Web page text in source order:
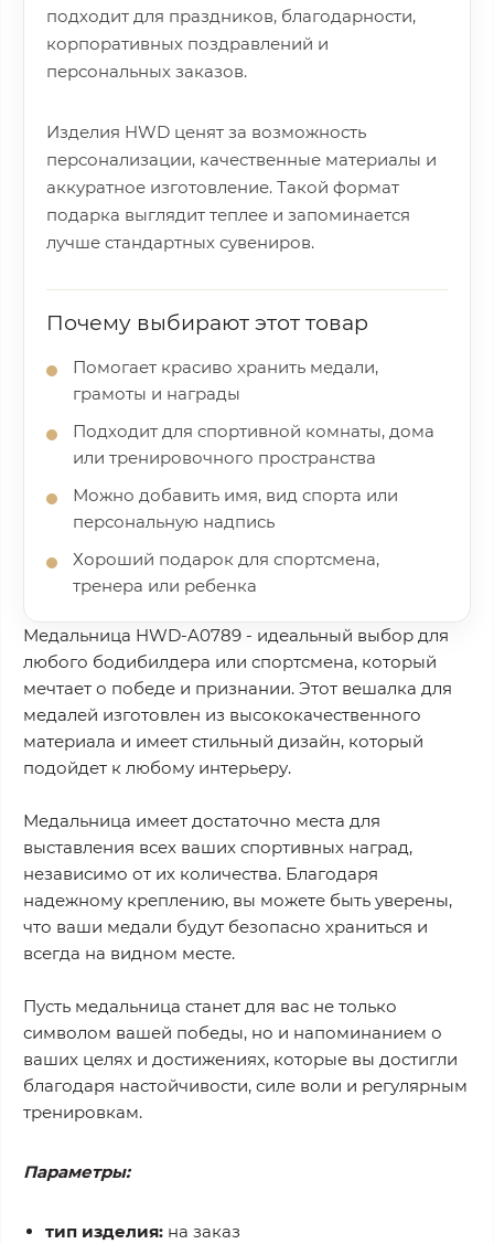
подходит для праздников, благодарности,
корпоративных поздравлений и
персональных заказов.
Изделия HWD ценят за возможность
персонализации, качественные материалы и
аккуратное изготовление. Такой формат
подарка выглядит теплее и запоминается
лучше стандартных сувениров.
Почему выбирают этот товар
Помогает красиво хранить медали,
грамоты и награды
Подходит для спортивной комнаты, дома
или тренировочного пространства
Можно добавить имя, вид спорта или
персональную надпись
Хороший подарок для спортсмена,
тренера или ребенка
Медальница HWD-A0789 - идеальный выбор для
любого бодибилдера или спортсмена, который
мечтает о победе и признании. Этот вешалка для
медалей изготовлен из высококачественного
материала и имеет стильный дизайн, который
подойдет к любому интерьеру.
Медальница имеет достаточно места для
выставления всех ваших спортивных наград,
независимо от их количества. Благодаря
надежному креплению, вы можете быть уверены,
что ваши медали будут безопасно храниться и
всегда на видном месте.
Пусть медальница станет для вас не только
символом вашей победы, но и напоминанием о
ваших целях и достижениях, которые вы достигли
благодаря настойчивости, силе воли и регулярным
тренировкам.
Параметры:
тип изделия: на заказ